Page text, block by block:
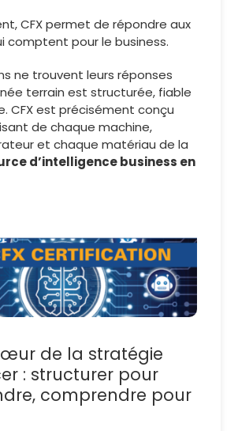
CFX permet de répondre aux
comptent pour le business.
ne trouvent leurs réponses
terrain est structurée, fiable
CFX est précisément conçu
de chaque machine,
et chaque matériau de la
d’intelligence business en
de la stratégie
: structurer pour
comprendre pour